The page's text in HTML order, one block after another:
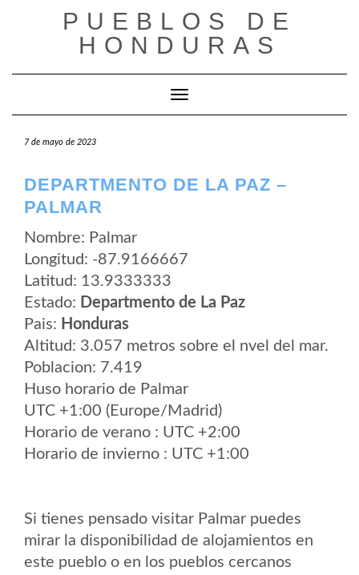
PUEBLOS DE
HONDURAS
Cambiar modo de navegación
7 de mayo de 2023
DEPARTMENTO DE LA PAZ –
PALMAR
Nombre: Palmar
Longitud: -87.9166667
Latitud: 13.9333333
Estado: Departmento de La Paz
Pais: Honduras
Altitud: 3.057 metros sobre el nvel del mar.
Poblacion: 7.419
Huso horario de Palmar
UTC +1:00 (Europe/Madrid)
Horario de verano : UTC +2:00
Horario de invierno : UTC +1:00
Si tienes pensado visitar Palmar puedes
mirar la disponibilidad de alojamientos en
este pueblo o en los pueblos cercanos